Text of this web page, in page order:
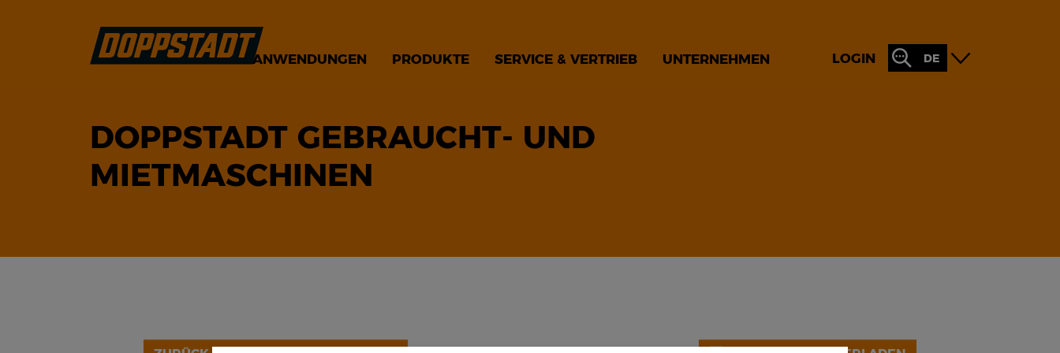
ANWENDUNGEN PRODUKTE SERVICE & VERTRIEB UNTERNEHMEN LOGIN DE
DOPPSTADT GEBRAUCHT- UND
MIETMASCHINEN